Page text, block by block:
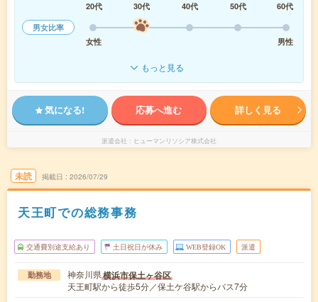
20代
30代 40代 50代
60代
男女比率
女性
男性
もっと見る
気になる! 応募へ進む 詳しく見る
派遣会社 ヒューマンリソシア株式会社
未読 掲載日 2026/07/29
天王町での総務事務
交通費別途支給あり 土日祝日が休み WEB登録OK 派遣
勤務地 神奈川県横浜市保土ヶ谷区
天王町駅から徒歩5分／保土ケ谷駅からバス7分